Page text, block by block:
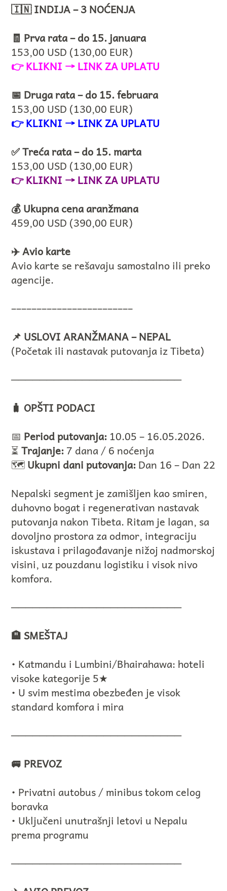
🇮🇳 INDIJA – 3 NOĆENJA
🧾 Prva rata – do 15. januara
153,00 USD (130,00 EUR)
👉KLIKNI → LINK ZA UPLATU
📅 Druga rata – do 15. februara
153,00 USD (130,00 EUR)
👉KLIKNI → LINK ZA UPLATU
✅ Treća rata – do 15. marta
153,00 USD (130,00 EUR)
👉KLIKNI → LINK ZA UPLATU
💰 Ukupna cena aranžmana
459,00 USD (390,00 EUR)
✈️ Avio karte
Avio karte se rešavaju samostalno ili preko
agencije.
––––––––––––––––––––––––
📌 USLOVI ARANŽMANA – NEPAL
(Početak ili nastavak putovanja iz Tibeta)
────────────────────────
🧳 OPŠTI PODACI
📅 Period putovanja: 10.05 – 16.05.2026.
⏳Trajanje:7 dana / 6 noćenja
🗺️Ukupni dani putovanja:Dan 16 – Dan 22
Nepalski segment je zamišljen kao smiren,
duhovno bogat i regenerativan nastavak
putovanja nakon Tibeta. Ritam je lagan, sa
dovoljno prostora za odmor, integraciju
iskustava i prilagođavanje nižoj nadmorskoj
visini, uz pouzdanu logistiku i visok nivo
komfora.
────────────────────────
🏨 SMEŠTAJ
• Katmandu i Lumbini/Bhairahawa: hoteli
visoke kategorije 5★
• U svim mestima obezbeđen je visok
standard komfora i mira
────────────────────────
🚐 PREVOZ
• Privatni autobus / minibus tokom celog
boravka
• Uključeni unutrašnji letovi u Nepalu
prema programu
────────────────────────